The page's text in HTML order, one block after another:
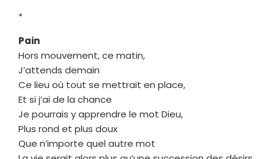
*
Pain
Hors mouvement, ce matin,
J’attends demain
Ce lieu où tout se mettrait en place,
Et si j’ai de la chance
Je pourrais y apprendre le mot Dieu,
Plus rond et plus doux
Que n’importe quel autre mot